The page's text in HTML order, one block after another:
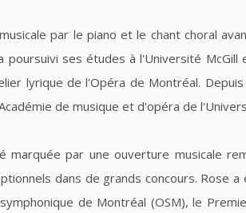
par le piano et le chant choral
poursuivi ses études à l'Université
lyrique de l'Opéra de Montréal.
de musique et d'opéra de
marquée par une ouverture musicale
dans de grands concours. Rose
de Montréal (OSM), le